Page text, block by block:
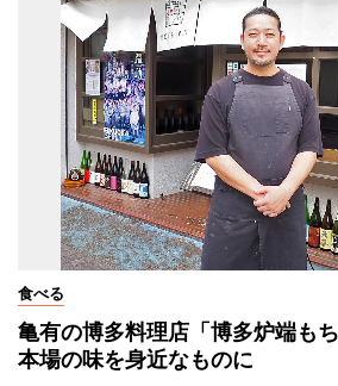
食べる
亀有の博多料理店「博多炉端も
本場の味を身近なものに